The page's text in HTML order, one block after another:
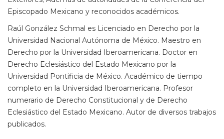
Episcopado Mexicano y reconocidos académicos.
Raúl González Schmal es Licenciado en Derecho por la
Universidad Nacional Autónoma de México. Maestro en
Derecho por la Universidad Iberoamericana. Doctor en
Derecho Eclesiástico del Estado Mexicano por la
Universidad Pontificia de México. Académico de tiempo
completo en la Universidad Iberoamericana. Profesor
numerario de Derecho Constitucional y de Derecho
Eclesiástico del Estado Mexicano. Autor de diversos trabajos
publicados.